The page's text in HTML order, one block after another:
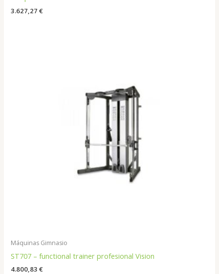
3.627,27€
Máquinas Gimnasio
ST707 – functional trainer profesional Vision
4.800,83€